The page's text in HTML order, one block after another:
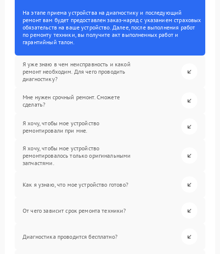
На этапе приема устройства на диагностику и последующий
ремонт вам будет предоставлен заказ-наряд с указанием страховых
обязательств на ваше устройство. Далее, после выполнения работ
по ремонту техники, вы получите акт выполненных работ и
гарантийный талон.
Я уже знаю в чем неисправность и какой
ремонт необходим. Для чего проводить
диагностику?
Мне нужен срочный ремонт. Сможете
сделать?
Я хочу, чтобы мое устройство
ремонтировали при мне.
Я хочу, чтобы мое устройство
ремонтировалось только оригинальными
запчастями.
Как я узнаю, что мое устройство готово?
От чего зависит срок ремонта техники?
Диагностика проводится бесплатно?